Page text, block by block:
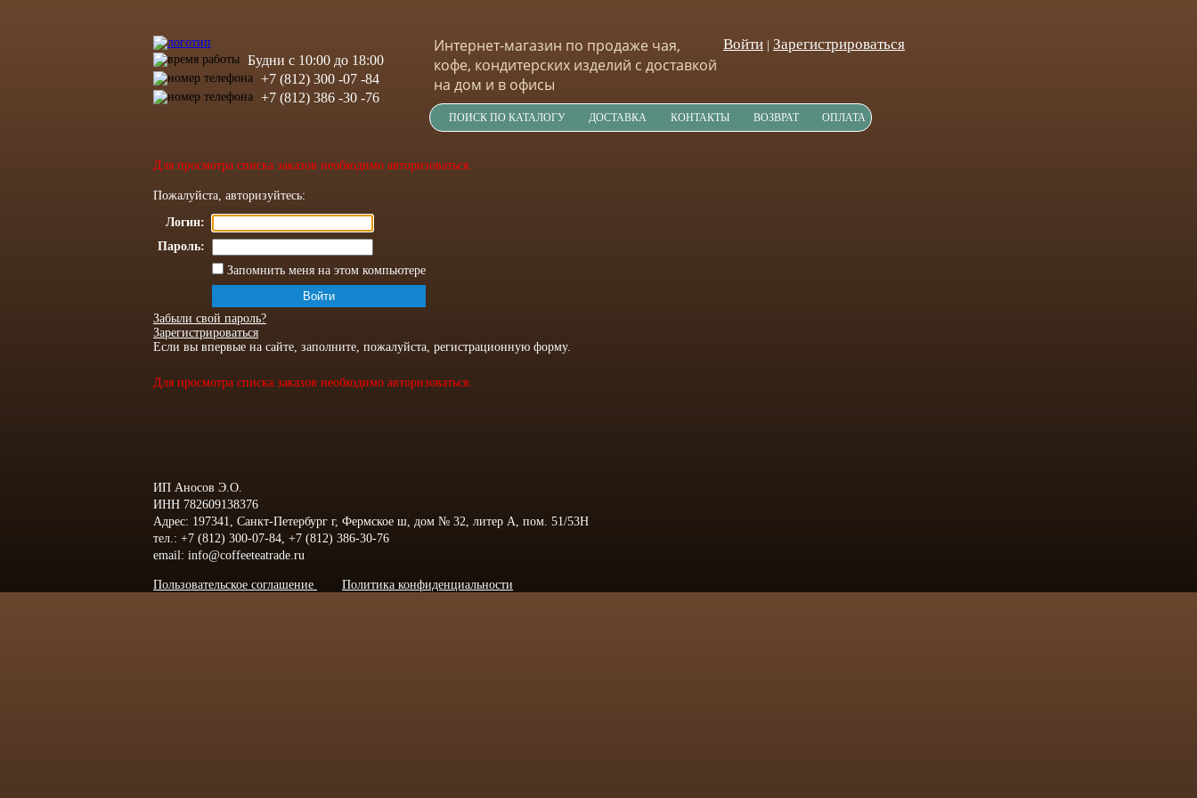
Будни с 10:00 до 18:00
+7 (812) 300 -07 -84
+7 (812) 386 -30 -76
Интернет-магазин по продаже чая,
кофе, кондитерских изделий с доставкой
на дом и в офисы
ПОИСК ПО КАТАЛОГУ ДОСТАВКА КОНТАКТЫ ВОЗВРАТ ОПЛАТА
Войти Зарегистрироваться
Для просмотра списка заказов необходимо авторизоваться.
Пожалуйста, авторизуйтесь:
Логин:
Пароль:
Запомнить меня на этом компьютере
Забыли свой пароль?
Зарегистрироваться
Если вы впервые на сайте, заполните, пожалуйста, регистрационную форму.
Для просмотра списка заказов необходимо авторизоваться.
ИП Аносов Э.О.
ИНН 782609138376
Адрес: 197341, Санкт-Петербург г, Фермское ш, дом № 32, литер А, пом. 51/53Н
тел.: +7 (812) 300-07-84, +7 (812) 386-30-76
email: info@coffeeteatrade.ru
Пользовательское соглашение Политика конфиденциальности